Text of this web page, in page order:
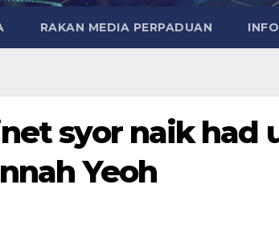
RAKAN MEDIA PERPADUAN
syor naik had
Yeoh